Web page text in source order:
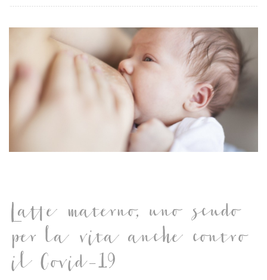
Latte materno, uno scudo
per la vita anche contro
il Covid-19